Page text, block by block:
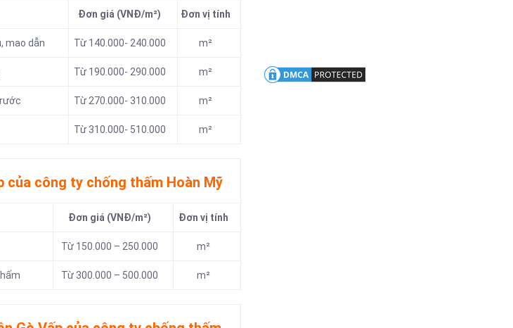
Đơn giá (VNĐ/m²) Đơn vị tính
mao dẫn Từ 140.000- 240.000 m²
Từ 190.000- 290.000 m²
Từ 270.000- 310.000 m²
Từ 310.000- 510.000 m²
của công ty chống thấm Hoàn Mỹ
Đơn giá (VNĐ/m²) Đơn vị tính
Từ 150.000 – 250.000 m²
Từ 300.000 – 500.000 m²